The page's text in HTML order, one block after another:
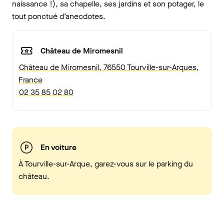
naissance !), sa chapelle, ses jardins et son potager, le
tout ponctué d’anecdotes.
Château de Miromesnil
Château de Miromesnil, 76550 Tourville-sur-Arques,
France
02 35 85 02 80
En voiture
À Tourville-sur-Arque, garez-vous sur le parking du
château.